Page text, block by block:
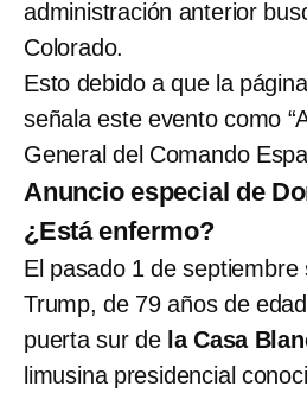
administración anterior
Colorado.
Esto debido a que la
señala este evento como
General del Comando
Anuncio especial de
¿Está enfermo?
El pasado 1 de septiembre
Trump, de 79 años de
puerta sur dela Casa
limusina presidencial